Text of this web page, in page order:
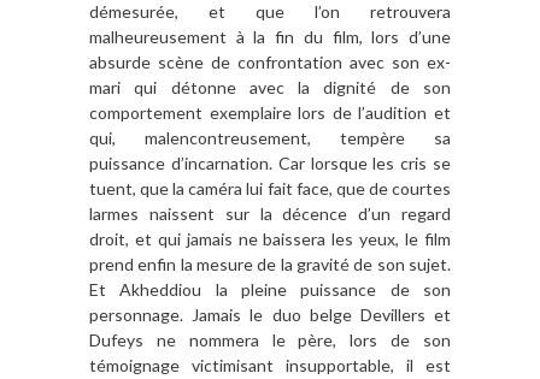
démesurée, et que l’on retrouvera
malheureusement à la fin du film, lors d’une
absurde scène de confrontation avec son ex-
mari qui détonne avec la dignité de son
comportement exemplaire lors de l’audition et
qui, malencontreusement, tempère sa
puissance d’incarnation. Car lorsque les cris se
tuent, que la caméra lui fait face, que de courtes
larmes naissent sur la décence d’un regard
droit, et qui jamais ne baissera les yeux, le film
prend enfin la mesure de la gravité de son sujet.
Et Akheddiou la pleine puissance de son
personnage. Jamais le duo belge Devillers et
Dufeys ne nommera le père, lors de son
témoignage victimisant insupportable, il est